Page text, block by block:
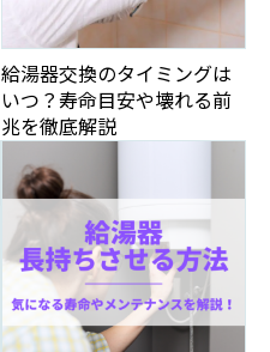
給湯器交換のタイミングは
いつ？寿命目安や壊れる前
兆を徹底解説